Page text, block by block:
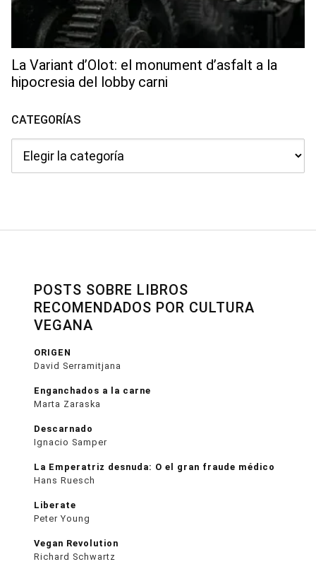
La Variant d’Olot: el monument d’asfalt a la
hipocresia del lobby carni
CATEGORÍAS
POSTS SOBRE LIBROS
RECOMENDADOS POR CULTURA
VEGANA
ORIGEN
David Serramitjana
Enganchados a la carne
Marta Zaraska
Descarnado
Ignacio Samper
La Emperatriz desnuda: O el gran fraude médico
Hans Ruesch
Liberate
Peter Young
Vegan Revolution
Richard Schwartz